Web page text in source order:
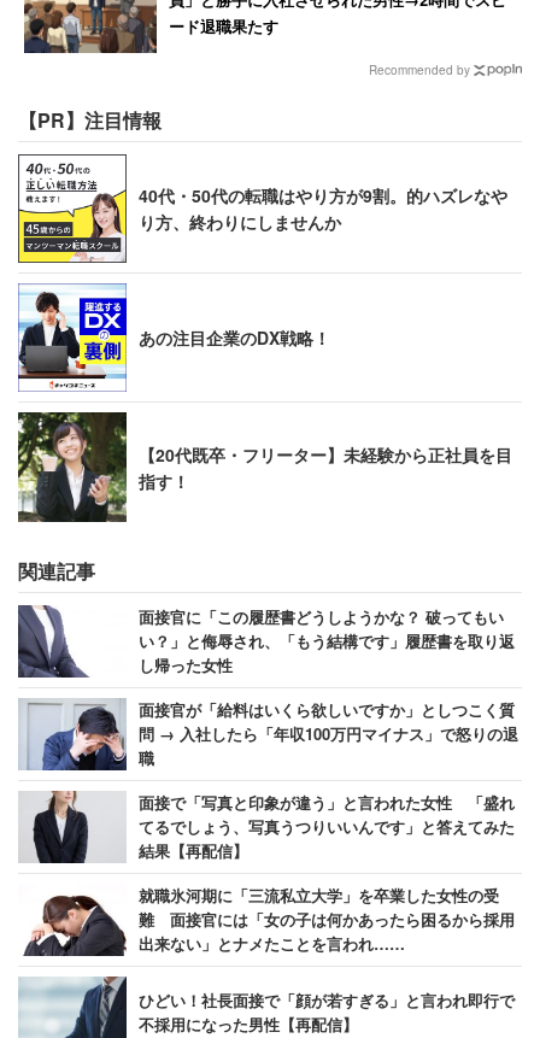
ード退職果たす
Recommended by
【PR】注目情報
40代・50代の転職はやり方が9割。的ハズレなや
り方、終わりにしませんか
あの注目企業のDX戦略！
【20代既卒・フリーター】未経験から正社員を目
指す！
関連記事
面接官に「この履歴書どうしようかな？ 破ってもい
い？」と侮辱され、「もう結構です」履歴書を取り返
し帰った女性
面接官が「給料はいくら欲しいですか」としつこく質
問 → 入社したら「年収100万円マイナス」で怒りの退
職
面接で「写真と印象が違う」と言われた女性 「盛れ
てるでしょう、写真うつりいいんです」と答えてみた
結果【再配信】
就職氷河期に「三流私立大学」を卒業した女性の受
難 面接官には「女の子は何かあったら困るから採用
出来ない」とナメたことを言われ……
ひどい！社長面接で「顔が若すぎる」と言われ即行で
不採用になった男性【再配信】